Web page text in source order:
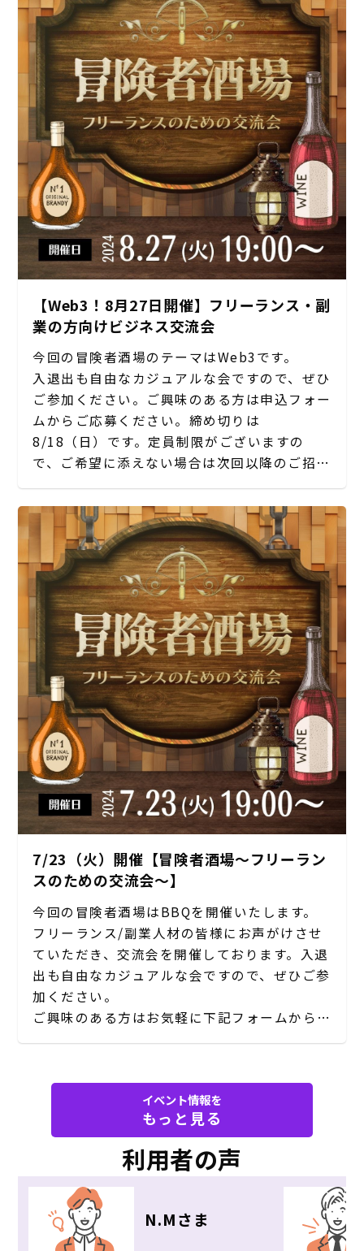
【Web3！8月27日開催】フリーランス・副
業の方向けビジネス交流会
今回の冒険者酒場のテーマはWeb3です。
入退出も自由なカジュアルな会ですので、ぜひ
ご参加ください。ご興味のある方は申込フォー
ムからご応募ください。締め切りは
8/18（日）です。定員制限がございますの
で、ご希望に添えない場合は次回以降のご招待
とさせていただきます。
7/23（火）開催【冒険者酒場〜フリーラン
スのための交流会〜】
今回の冒険者酒場はBBQを開催いたします。
フリーランス/副業人材の皆様にお声がけさせ
ていただき、交流会を開催しております。入退
出も自由なカジュアルな会ですので、ぜひご参
加ください。
ご興味のある方はお気軽に下記フォームからご
応募ください。
イベント情報を
もっと見る
利用者の声
N.Mさま